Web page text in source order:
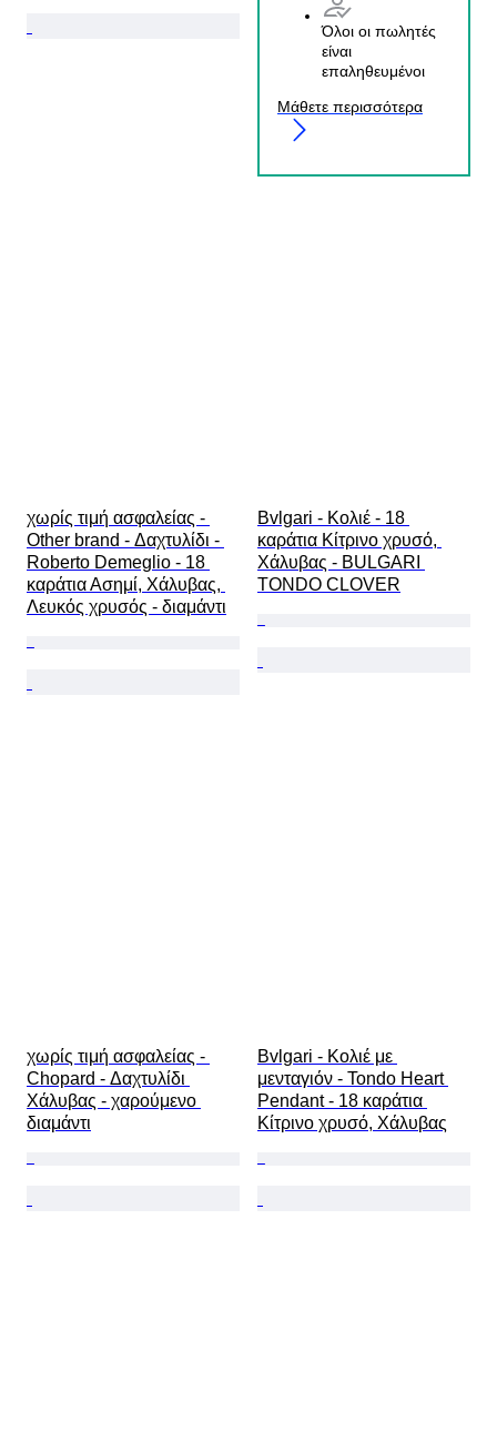
Όλοι οι πωλητές
είναι
επαληθευμένοι
Μάθετε περισσότερα
χωρίς τιμή ασφαλείας -
Other brand - Δαχτυλίδι -
Roberto Demeglio - 18
καράτια Ασημί, Χάλυβας,
Λευκός χρυσός - διαμάντι
Bvlgari - Κολιέ - 18
καράτια Κίτρινο χρυσό,
Χάλυβας - BULGARI
TONDO CLOVER
χωρίς τιμή ασφαλείας -
Chopard - Δαχτυλίδι
Χάλυβας - χαρούμενο
διαμάντι
Bvlgari - Κολιέ με
μενταγιόν - Tondo Heart
Pendant - 18 καράτια
Κίτρινο χρυσό, Χάλυβας